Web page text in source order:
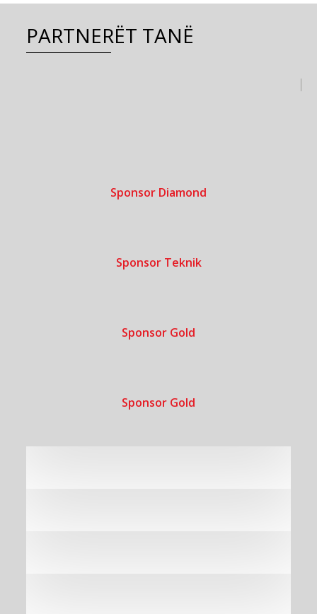
PARTNERËT TANË
Sponsor Diamond
Sponsor Teknik
Sponsor Gold
Sponsor Gold